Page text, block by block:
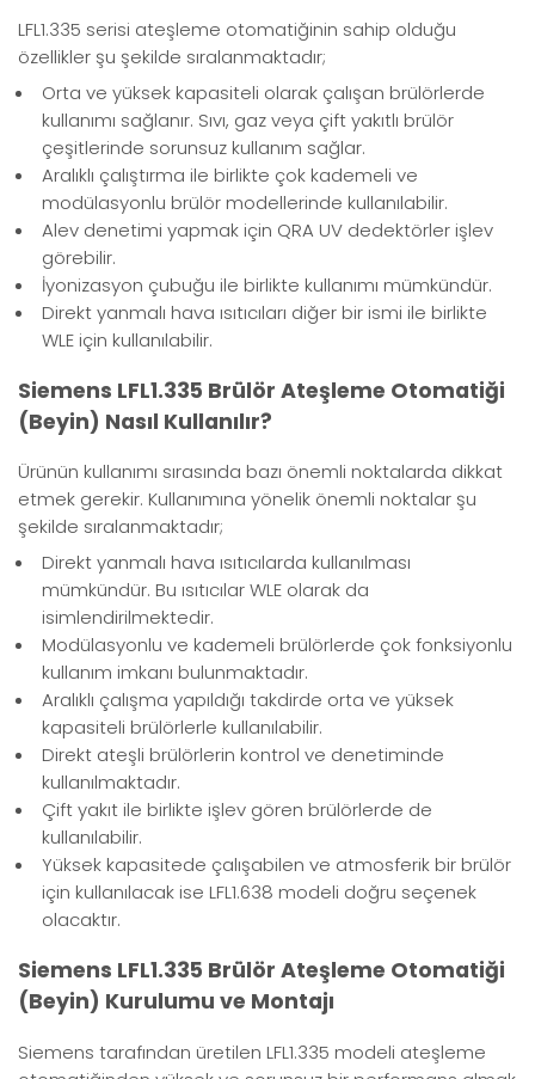
LFL1.335 serisi ateşleme otomatiğinin sahip olduğu
özellikler şu şekilde sıralanmaktadır;
Orta ve yüksek kapasiteli olarak çalışan brülörlerde
kullanımı sağlanır. Sıvı, gaz veya çift yakıtlı brülör
çeşitlerinde sorunsuz kullanım sağlar.
Aralıklı çalıştırma ile birlikte çok kademeli ve
modülasyonlu brülör modellerinde kullanılabilir.
Alev denetimi yapmak için QRA UV dedektörler işlev
görebilir.
İyonizasyon çubuğu ile birlikte kullanımı mümkündür.
Direkt yanmalı hava ısıtıcıları diğer bir ismi ile birlikte
WLE için kullanılabilir.
Siemens LFL1.335 Brülör Ateşleme Otomatiği
(Beyin) Nasıl Kullanılır?
Ürünün kullanımı sırasında bazı önemli noktalarda dikkat
etmek gerekir. Kullanımına yönelik önemli noktalar şu
şekilde sıralanmaktadır;
Direkt yanmalı hava ısıtıcılarda kullanılması
mümkündür. Bu ısıtıcılar WLE olarak da
isimlendirilmektedir.
Modülasyonlu ve kademeli brülörlerde çok fonksiyonlu
kullanım imkanı bulunmaktadır.
Aralıklı çalışma yapıldığı takdirde orta ve yüksek
kapasiteli brülörlerle kullanılabilir.
Direkt ateşli brülörlerin kontrol ve denetiminde
kullanılmaktadır.
Çift yakıt ile birlikte işlev gören brülörlerde de
kullanılabilir.
Yüksek kapasitede çalışabilen ve atmosferik bir brülör
için kullanılacak ise LFL1.638 modeli doğru seçenek
olacaktır.
Siemens LFL1.335 Brülör Ateşleme Otomatiği
(Beyin) Kurulumu ve Montajı
Siemens tarafından üretilen LFL1.335 modeli ateşleme